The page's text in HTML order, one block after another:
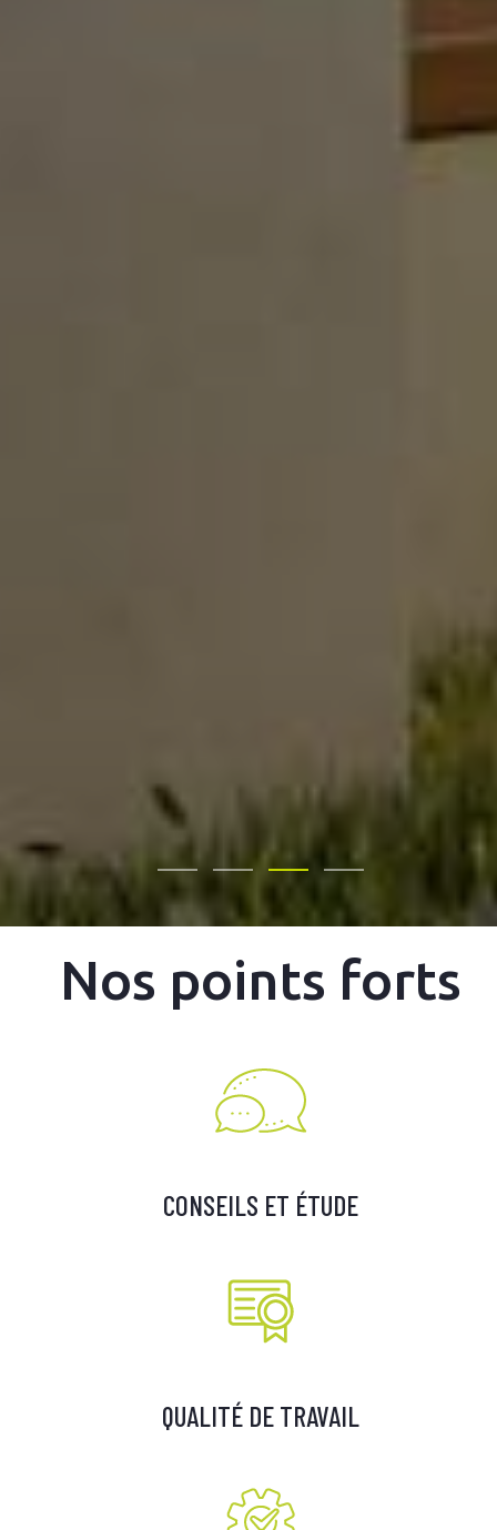
Nos points forts
CONSEILS ET ÉTUDE
QUALITÉ DE TRAVAIL